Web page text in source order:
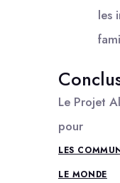
les
Le Projet
pour
LES
LE MONDE